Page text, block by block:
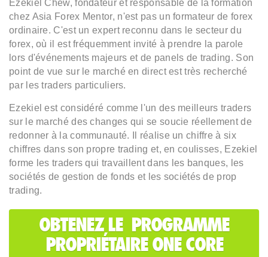
Ezekiel Chew, fondateur et responsable de la formation
chez Asia Forex Mentor, n'est pas un formateur de forex
ordinaire. C'est un expert reconnu dans le secteur du
forex, où il est fréquemment invité à prendre la parole
lors d'événements majeurs et de panels de trading. Son
point de vue sur le marché en direct est très recherché
par les traders particuliers.
Ezekiel est considéré comme l'un des meilleurs traders
sur le marché des changes qui se soucie réellement de
redonner à la communauté. Il réalise un chiffre à six
chiffres dans son propre trading et, en coulisses, Ezekiel
forme les traders qui travaillent dans les banques, les
sociétés de gestion de fonds et les sociétés de prop
trading.
OBTENEZ LE PROGRAMME
PROPRIÉTAIRE ONE CORE